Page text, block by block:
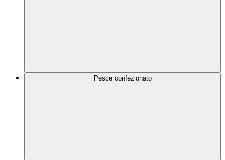
Pesce confezionato